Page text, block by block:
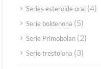
Series esteroide oral (4)
Serie boldenona (5)
Serie Primobolan (2)
Serie trestolona (3)